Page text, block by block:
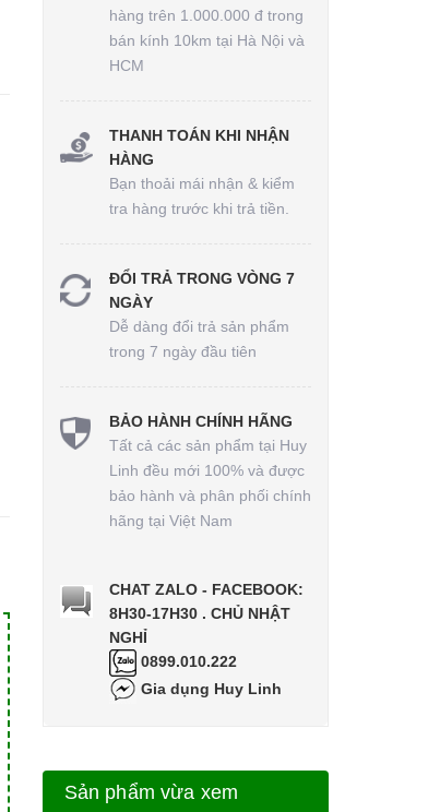
hàng trên 1.000.000 đ trong
bán kính 10km tại Hà Nội và
HCM
THANH TOÁN KHI NHẬN
HÀNG
Bạn thoải mái nhận & kiểm
tra hàng trước khi trả tiền.
ĐỔI TRẢ TRONG VÒNG 7
NGÀY
Dễ dàng đổi trả sản phẩm
trong 7 ngày đầu tiên
BẢO HÀNH CHÍNH HÃNG
Tất cả các sản phẩm tại Huy
Linh đều mới 100% và được
bảo hành và phân phối chính
hãng tại Việt Nam
CHAT ZALO - FACEBOOK:
8H30-17H30 . CHỦ NHẬT
NGHỈ
0899.010.222
Gia dụng Huy Linh
Sản phẩm vừa xem